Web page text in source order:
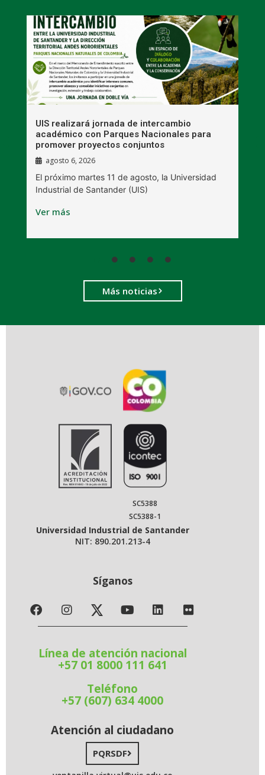
UIS realizará jornada de intercambio
académico con Parques Nacionales para
promover proyectos conjuntos
agosto 6, 2026
El próximo martes 11 de agosto, la Universidad
Industrial de Santander (UIS)
Ver más
Más noticias